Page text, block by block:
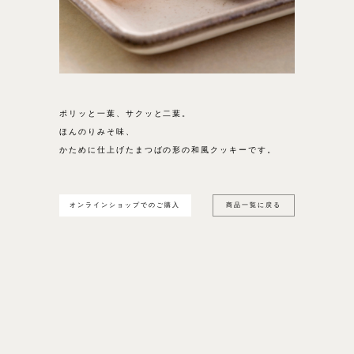
ポリッと一葉、サクッと二葉。
ほんのりみそ味、
かために仕上げたまつばの形の和風クッキーです。
オンラインショップでのご購入 商品一覧に戻る